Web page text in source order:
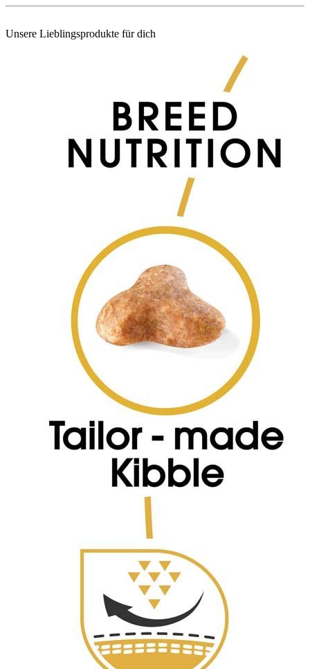
Unsere Lieblingsprodukte für dich